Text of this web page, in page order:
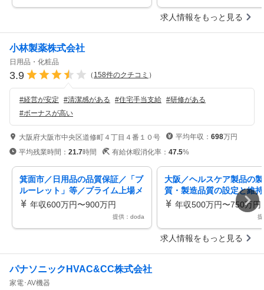
求人情報をもっと見る
小林製薬株式会社
日用品・化粧品
3.9 （ 158件のクチコミ ）
#経営が安定 #清潔感がある #住宅手当支給 #研修がある
#ボーナスが高い
大阪府大阪市中央区道修町４丁目４番１０号 平均年収： 698万円
平均残業時間： 21.7時間 有給休暇消化率： 47.5%
箕面市／日用品の品質保証／「ブ
ルーレット」等／プライム上場メ
ーカー／在宅可
年収600万円〜900万円
提供：doda
大阪／ヘルスケア製品の
質・製造品質の設定と維
ンバークラス／プライム
年収500万円〜750万円
求人情報をもっと見る
パナソニックHVAC&CC株式会社
家電･AV機器